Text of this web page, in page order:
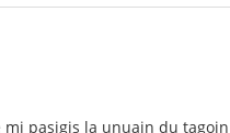
pasigis la unuajn du